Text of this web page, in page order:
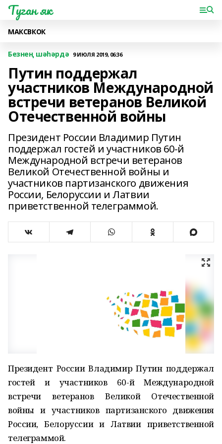
Туган як
МАКСВКОК
Безнең шәһәрдә 9 ИЮЛЯ 2019, 06:36
Путин поддержал
участников Международной
встречи ветеранов Великой
Отечественной войны
Президент России Владимир Путин
поддержал гостей и участников 60-й
Международной встречи ветеранов
Великой Отечественной войны и
участников партизанского движения
России, Белоруссии и Латвии
приветственной телеграммой.
Президент России Владимир Путин поддержал
гостей и участников 60-й Международной
встречи ветеранов Великой Отечественной
войны и участников партизанского движения
России, Белоруссии и Латвии приветственной
телеграммой.